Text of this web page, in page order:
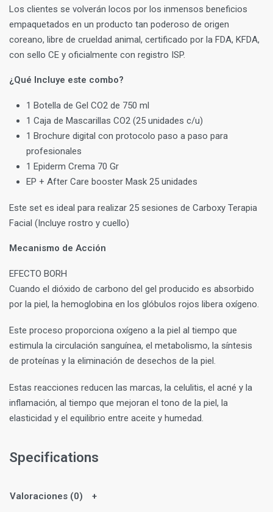
Los clientes se volverán locos por los inmensos beneficios
empaquetados en un producto tan poderoso de origen
coreano, libre de crueldad animal, certificado por la FDA, KFDA,
con sello CE y oficialmente con registro ISP. ⁣
¿Qué Incluye este combo?
1 Botella de Gel CO2 de 750 ml
1 Caja de Mascarillas CO2 (25 unidades c/u)
1 Brochure digital con protocolo paso a paso para
profesionales
1 Epiderm Crema 70 Gr
EP + After Care booster Mask 25 unidades
Este set es ideal para realizar 25 sesiones de Carboxy Terapia
Facial (Incluye rostro y cuello)
Mecanismo de Acción
EFECTO BORH
Cuando el dióxido de carbono del gel producido es absorbido
por la piel, la hemoglobina en los glóbulos rojos libera oxígeno.
Este proceso proporciona oxígeno a la piel al tiempo que
estimula la circulación sanguínea, el metabolismo, la síntesis
de proteínas y la eliminación de desechos de la piel.
Estas reacciones reducen las marcas, la celulitis, el acné y la
inflamación, al tiempo que mejoran el tono de la piel, la
elasticidad y el equilibrio entre aceite y humedad.
Specifications
Valoraciones (0)